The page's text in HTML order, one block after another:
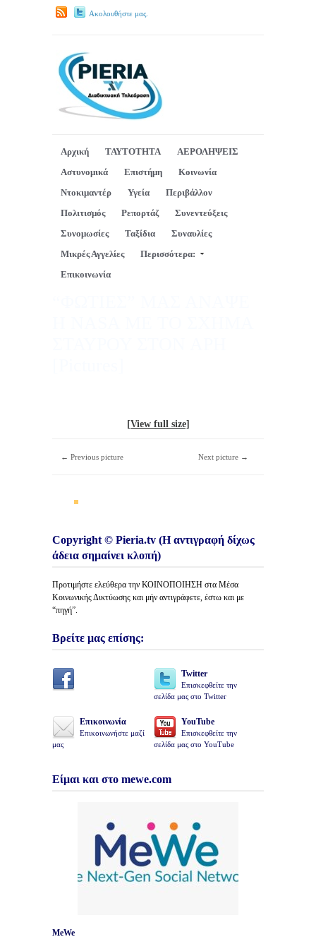
Ακολουθήστε μας.
Αρχική ΤΑΥΤΟΤΗΤΑ
ΑΕΡΟΛΗΨΕΙΣ
Αστυνομικά
Επιστήμη
Κοινωνία
Ντοκιμαντέρ
Υγεία
Περιβάλλον
Πολιτισμός
Ρεπορτάζ
Συνεντεύξεις
Συνομωσίες
Ταξίδια
Συναυλίες
Μικρές Αγγελίες
Περισσότερα:
Επικοινωνία
[View full size]
← Previous picture Next picture →
Copyright © Pieria.tv (Η αντιγραφή δίχως
άδεια σημαίνει κλοπή)
Προτιμήστε ελεύθερα την ΚΟΙΝΟΠΟΙΗΣΗ στα Μέσα
Κοινωνικής Δικτύωσης και μήν αντιγράφετε, έστω και με
“πηγή”.
Βρείτε μας επίσης:
Twitter
Επισκεφθείτε την
σελίδα μας στο Twitter
Επικοινωνία
Επικοινωνήστε μαζί
μας
YouTube
Επισκεφθείτε την
σελίδα μας στο YouTube
Είμαι και στο mewe.com
MeWe